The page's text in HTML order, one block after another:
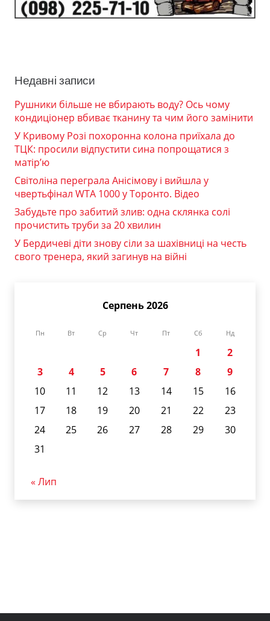
Недавні записи
Рушники більше не вбирають воду? Ось чому
кондиціонер вбиває тканину та чим його замінити
У Кривому Розі похоронна колона приїхала до
ТЦК: просили відпустити сина попрощатися з
матір’ю
Світоліна переграла Анісімову і вийшла у
чвертьфінал WTA 1000 у Торонто. Відео
Забудьте про забитий злив: одна склянка солі
прочистить труби за 20 хвилин
У Бердичеві діти знову сіли за шахівниці на честь
свого тренера, який загинув на війні
Серпень 2026
Пн Вт Ср Чт Пт Сб Нд
1
2
3
4 5 6 7 8
9
10
11 12 13 14 15
16
17
18 19 20 21 22
23
24
25 26 27 28 29
30
31
« Лип